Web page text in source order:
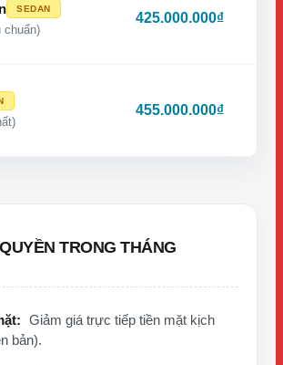
SEDAN
chuẩn)
425.000.000₫
455.000.000₫
TRONG THÁNG
Giảm giá trực tiếp tiền mặt kịch
bản).